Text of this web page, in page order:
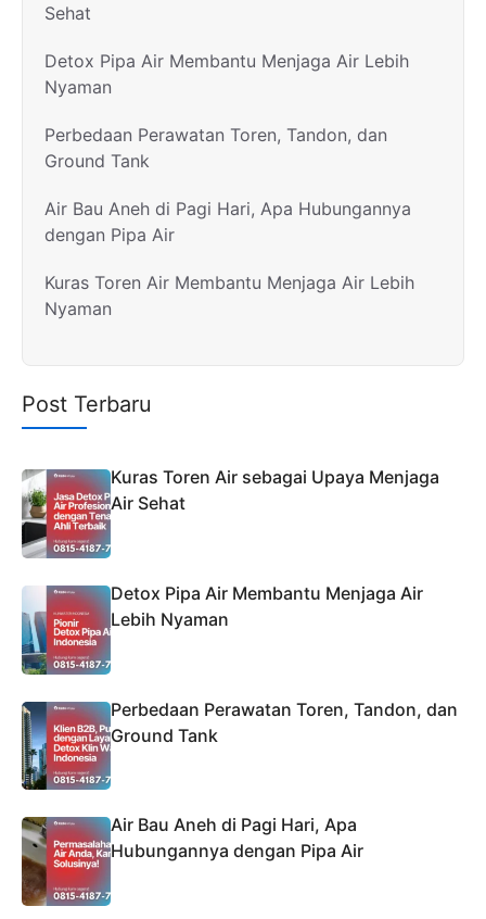
Sehat
Detox Pipa Air Membantu Menjaga Air Lebih
Nyaman
Perbedaan Perawatan Toren, Tandon, dan
Ground Tank
Air Bau Aneh di Pagi Hari, Apa Hubungannya
dengan Pipa Air
Kuras Toren Air Membantu Menjaga Air Lebih
Nyaman
Post Terbaru
Kuras Toren Air sebagai Upaya Menjaga
Air Sehat
Detox Pipa Air Membantu Menjaga Air
Lebih Nyaman
Perbedaan Perawatan Toren, Tandon, dan
Ground Tank
Air Bau Aneh di Pagi Hari, Apa
Hubungannya dengan Pipa Air